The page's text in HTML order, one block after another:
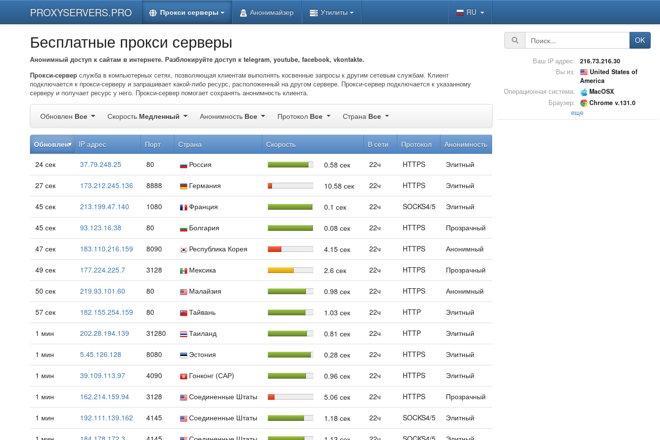
PROXYSERVERS.PRO Прокси серверы Анонимайзер Утилиты RU
Бесплатные прокси серверы
Анонимный доступ к сайтам в интернете. Разблокируйте доступ к telegram, youtube, facebook, vkontakte.
Прокси-сервер служба в компьютерных сетях, позволяющая клиентам выполнять косвенные запросы к другим сетевым службам. Клиент
подключается к прокси-серверу и запрашивает какой-либо ресурс, расположенный на другом сервере. Прокси-сервер подключается к указанному
серверу и получает ресурс у него. Прокси-сервер помогает сохранять анонимность клиента.
Обновлен Все Скорость Медленный Анонимность Все Протокол Все Страна Все
Обновлен IP адрес Порт Страна Скорость В сети Протокол Анонимность
24 сек 37.79.248.25 80 Россия 0.58 сек 22ч HTTPS Элитный
27 сек 173.212.245.136 8888 Германия 10.58 сек 22ч HTTPS Элитный
45 сек 213.199.47.140 1080 Франция 0.1 сек 22ч SOCKS4/5 Элитный
45 сек 93.123.16.38 80 Болгария 0.08 сек 22ч HTTPS Прозрачный
47 сек 183.110.216.159 8090 Республика Корея 4.15 сек 22ч HTTPS Анонимный
49 сек 177.224.225.7 3128 Мексика 2.6 сек 22ч HTTPS Прозрачный
50 сек 219.93.101.60 80 Малайзия 0.98 сек 22ч HTTPS Анонимный
57 сек 182.155.254.159 80 Тайвань 1.03 сек 22ч HTTP Элитный
1 мин 202.28.194.139 31280 Таиланд 0.81 сек 22ч HTTP Элитный
1 мин 5.45.126.128 8080 Эстония 0.28 сек 22ч HTTPS Элитный
1 мин 39.109.113.97 4090 Гонконг (САР) 0.96 сек 22ч HTTPS Элитный
1 мин 162.214.159.94 3128 Соединенные Штаты 5.06 сек 22ч HTTPS Прозрачный
1 мин 192.111.139.162 4145 Соединенные Штаты 1.18 сек 22ч SOCKS4/5 Элитный
OK
Ваш IP адрес:
216.73.216.30
Вы из:
United States of
America
Операционная система:
MacOSX
Браузер:
Chrome v.131.0
еще